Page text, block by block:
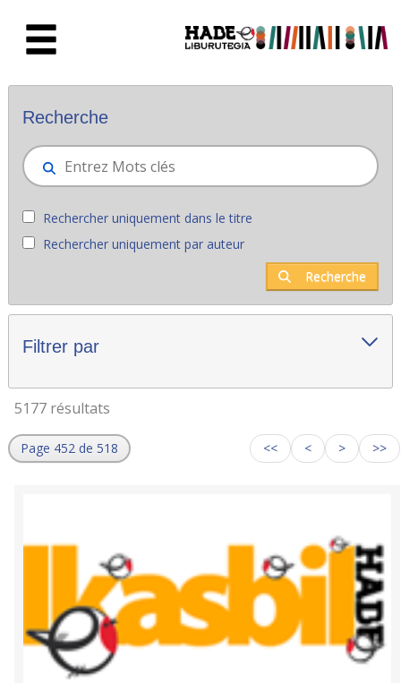
Nouveaux livres - Liburutegia
Recherche
Rechercher uniquement dans le titre
Rechercher uniquement par auteur
Recherche
Filtrer par
5177 résultats
Page 452 de 518 << < > >>